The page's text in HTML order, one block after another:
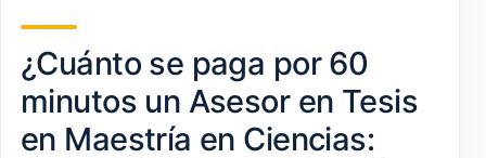
¿Cuánto se paga por 60
minutos un Asesor en Tesis
en Maestría en Ciencias: